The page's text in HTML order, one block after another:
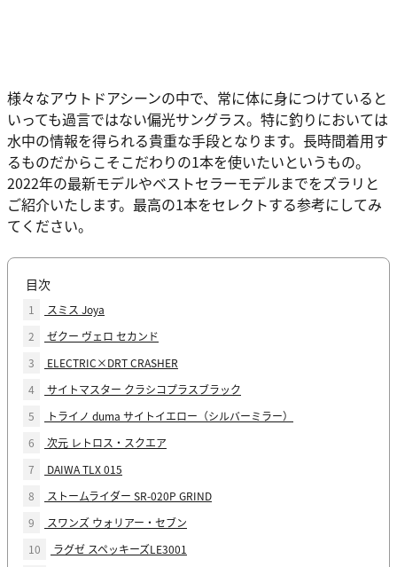
様々なアウトドアシーンの中で、常に体に身につけていると
いっても過言ではない偏光サングラス。特に釣りにおいては
水中の情報を得られる貴重な手段となります。長時間着用す
るものだからこそこだわりの1本を使いたいというもの。
2022年の最新モデルやベストセラーモデルまでをズラリと
ご紹介いたします。最高の1本をセレクトする参考にしてみ
てください。
目次
1
スミス Joya
2
ゼクー ヴェロ セカンド
3
ELECTRIC×DRT CRASHER
4
サイトマスター クラシコプラスブラック
5
トライノ duma サイトイエロー（シルバーミラー）
6
次元 レトロス・スクエア
7
DAIWA TLX 015
8
ストームライダー SR-020P GRIND
9
スワンズ ウォリアー・セブン
10
ラグゼ スペッキーズLE3001